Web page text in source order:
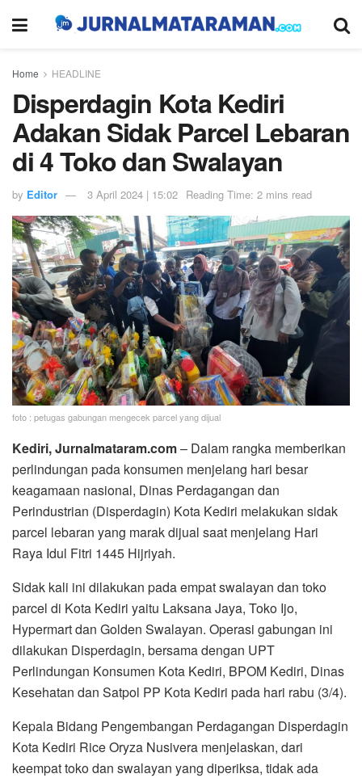
Home HEADLINE
Disperdagin Kota Kediri
Adakan Sidak Parcel Lebaran
di 4 Toko dan Swalayan
by Editor 3 April 2024 | 15:02 Reading Time: 2 mins read
foto : petugas gabungan mengecek parcel yang dijual
Kediri, Jurnalmataram.com– Dalam rangka memberikan
perlindungan pada konsumen menjelang hari besar
keagamaan nasional, Dinas Perdagangan dan
Perindustrian (Disperdagin) Kota Kediri melakukan sidak
parcel lebaran yang marak dijual saat menjelang Hari
Raya Idul Fitri 1445 Hijriyah.
Sidak kali ini dilakukan pada empat swalayan dan toko
parcel di Kota Kediri yaitu Laksana Jaya, Toko Ijo,
Hypermart dan Golden Swalayan. Operasi gabungan ini
dilakukan Disperdagin, bersama dengan UPT
Perlindungan Konsumen Kota Kediri, BPOM Kediri, Dinas
Kesehatan dan Satpol PP Kota Kediri pada hari rabu (3/4).
Kepala Bidang Pengembangan Perdagangan Disperdagin
Kota Kediri Rice Oryza Nusivera menjelaskan, dari
keempat toko dan swalayan yang diperiksa, tidak ada